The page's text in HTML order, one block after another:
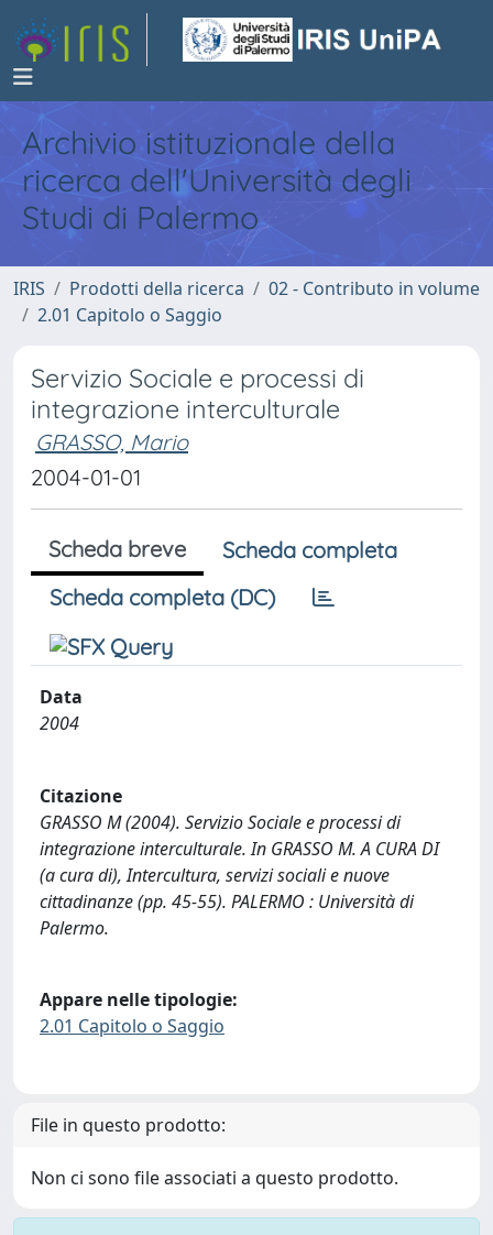
Archivio istituzionale della
ricerca dell'Università degli
Studi di Palermo
IRIS Prodotti della ricerca
02 - Contributo in volume
2.01 Capitolo o Saggio
Servizio Sociale e processi di
integrazione interculturale
GRASSO, Mario
2004-01-01
Scheda breve
Scheda completa
Scheda completa (DC)
Data
2004
Citazione
GRASSO M (2004). Servizio Sociale e processi di
integrazione interculturale. In GRASSO M. A CURA DI
(a cura di), Intercultura, servizi sociali e nuove
cittadinanze (pp. 45-55). PALERMO : Università di
Palermo.
Appare nelle tipologie:
2.01 Capitolo o Saggio
File in questo prodotto:
Non ci sono file associati a questo prodotto.